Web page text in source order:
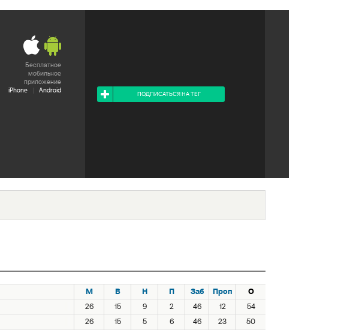
Бесплатное
мобильное
приложение
iPhone
| Android
ПОДПИСАТЬСЯ НА ТЕГ
М В Н П Заб Проп
О
26 15 9 2 46 12
54
26 15 5 6 46 23
50